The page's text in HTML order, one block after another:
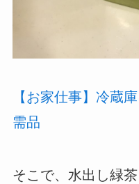
【お家仕事】冷蔵
需品
そこで、水出し緑